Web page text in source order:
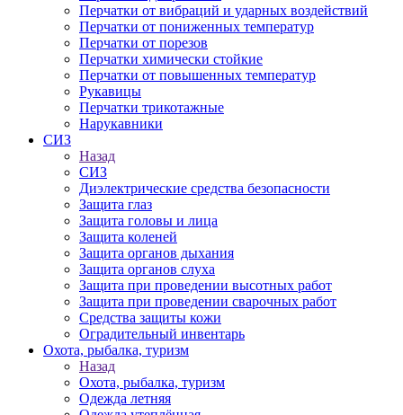
Перчатки от вибраций и ударных воздействий
Перчатки от пониженных температур
Перчатки от порезов
Перчатки химически стойкие
Перчатки от повышенных температур
Рукавицы
Перчатки трикотажные
Нарукавники
СИЗ
Назад
СИЗ
Диэлектрические средства безопасности
Защита глаз
Защита головы и лица
Защита коленей
Защита органов дыхания
Защита органов слуха
Защита при проведении высотных работ
Защита при проведении сварочных работ
Средства защиты кожи
Оградительный инвентарь
Охота, рыбалка, туризм
Назад
Охота, рыбалка, туризм
Одежда летняя